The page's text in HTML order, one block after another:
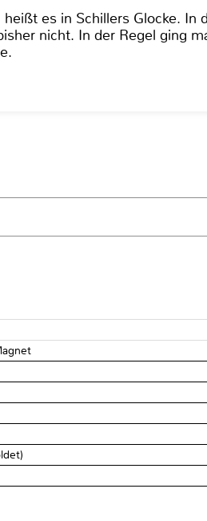
es in Schillers Glocke. In
nicht. In der Regel ging